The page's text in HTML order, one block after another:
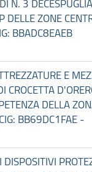
ZONE
BBADC8EAEB
E
CROCETTA
DELLA
BB69DC1FAE -